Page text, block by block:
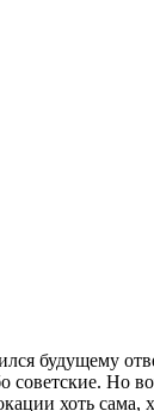
будущему
Но
хоть сама,